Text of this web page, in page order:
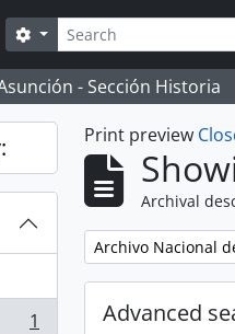
Search
Search options
- Sección Historia
1
Print preview
Archival
Remove filter:
Archivo Nacional
Advanced